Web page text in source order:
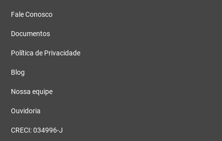
Fale Conosco
Documentos
Política de Privacidade
Blog
Nossa equipe
Ouvidoria
CRECI: 034996-J